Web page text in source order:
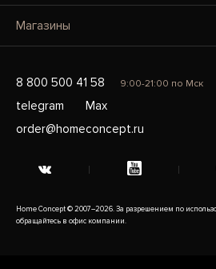
Магазины
8 800 500 41 58 9:00-21:00 по Мск
telegram
Max
order@homeconcept.ru
Home Concept © 2007–2026. За разрешением по
обращайтесь в офис компании.